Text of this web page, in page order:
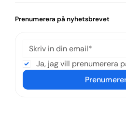
Prenumerera på nyhetsbrevet
Ja, jag vill prenumerera